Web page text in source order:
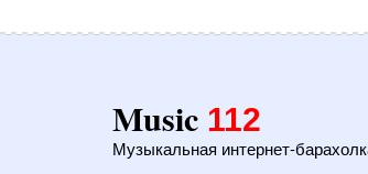
Music 112
Музыкальная интернет-